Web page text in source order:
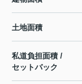
土地面積
私道負担面積 /
セットバック